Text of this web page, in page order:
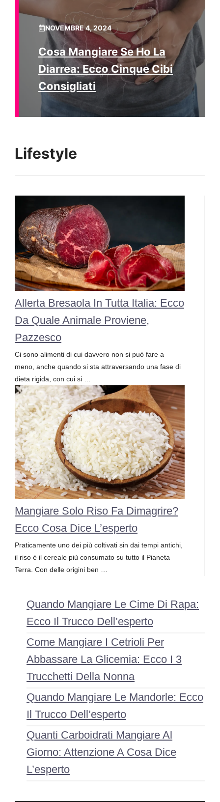
NOVEMBRE 4, 2024
Cosa Mangiare Se Ho La
Diarrea: Ecco Cinque Cibi
Consigliati
Lifestyle
Allerta Bresaola In Tutta Italia: Ecco
Da Quale Animale Proviene,
Pazzesco
Ci sono alimenti di cui davvero non si può fare a
meno, anche quando si sta attraversando una fase di
dieta rigida, con cui si …
Mangiare Solo Riso Fa Dimagrire?
Ecco Cosa Dice L’esperto
Praticamente uno dei più coltivati sin dai tempi antichi,
il riso è il cereale più consumato su tutto il Pianeta
Terra. Con delle origini ben …
Quando Mangiare Le Cime Di Rapa:
Ecco Il Trucco Dell’esperto
Come Mangiare I Cetrioli Per
Abbassare La Glicemia: Ecco I 3
Trucchetti Della Nonna
Quando Mangiare Le Mandorle: Ecco
Il Trucco Dell’esperto
Quanti Carboidrati Mangiare Al
Giorno: Attenzione A Cosa Dice
L’esperto